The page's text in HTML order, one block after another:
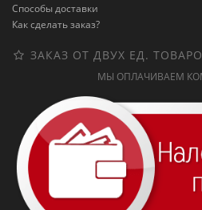
Способы доставки
Как сделать заказ?
ЗАКАЗ ОТ ДВУХ ЕД.
МЫ ОПЛАЧИВАЕМ